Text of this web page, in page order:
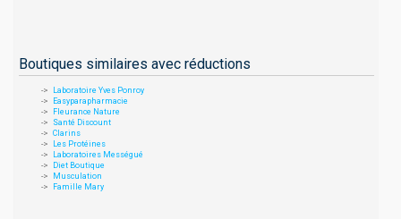
Boutiques similaires avec réductions
Laboratoire Yves Ponroy
Easyparapharmacie
Fleurance Nature
Santé Discount
Clarins
Les Protéines
Laboratoires Mességué
Diet Boutique
Musculation
Famille Mary